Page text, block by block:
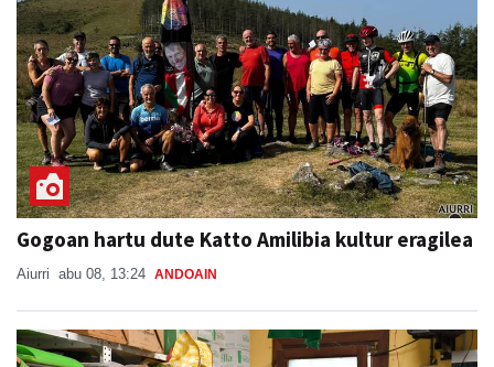
Gogoan hartu dute Katto Amilibia kultur eragilea
Aiurri abu 08, 13:24 ANDOAIN